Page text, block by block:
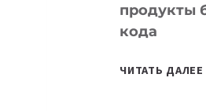
продукты
кода
ЧИТАТЬ ДАЛЕЕ